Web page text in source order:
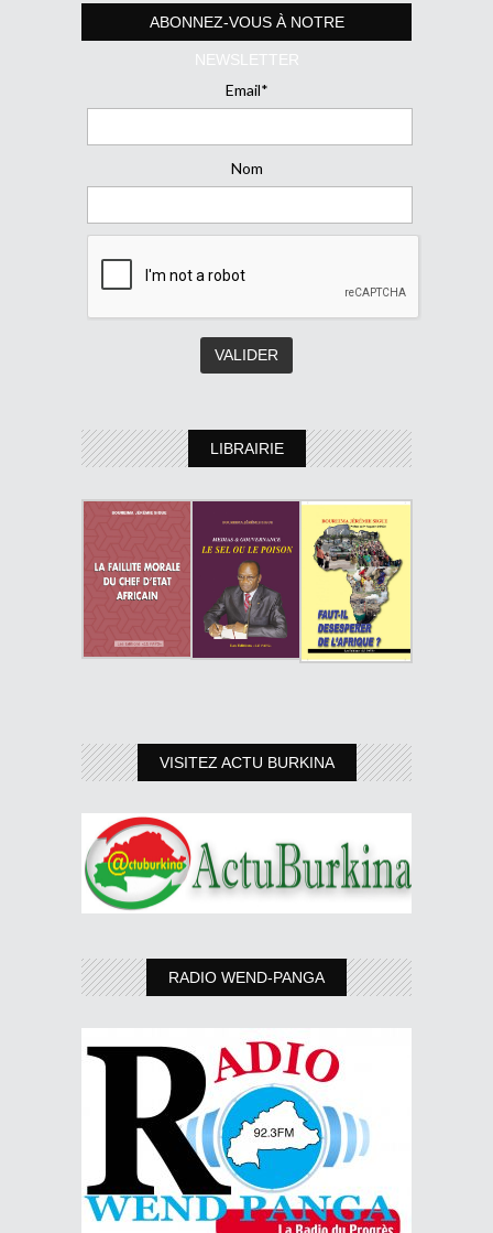
ABONNEZ-VOUS À NOTRE
NEWSLETTER
Email*
Nom
LIBRAIRIE
VISITEZ ACTU BURKINA
RADIO WEND-PANGA